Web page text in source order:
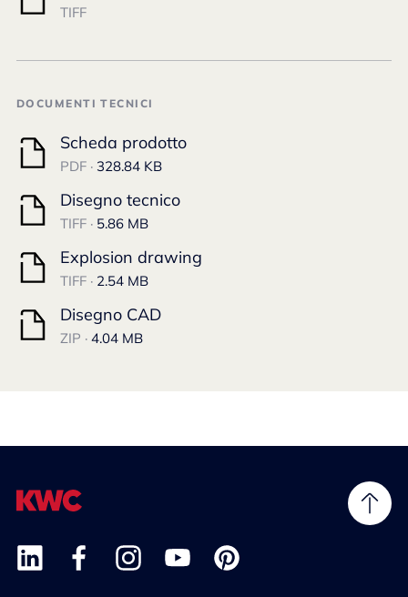
TIFF
DOCUMENTI TECNICI
Scheda prodotto
PDF · 328.84 KB
Disegno tecnico
TIFF · 5.86 MB
Explosion drawing
TIFF · 2.54 MB
Disegno CAD
ZIP · 4.04 MB